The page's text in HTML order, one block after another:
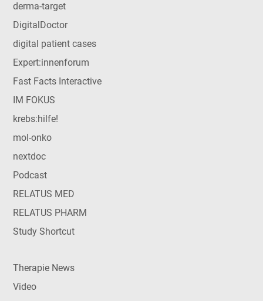
derma-target
DigitalDoctor
digital patient cases
Expert:innenforum
Fast Facts Interactive
IM FOKUS
krebs:hilfe!
mol-onko
nextdoc
Podcast
RELATUS MED
RELATUS PHARM
Study Shortcut
Therapie News
Video